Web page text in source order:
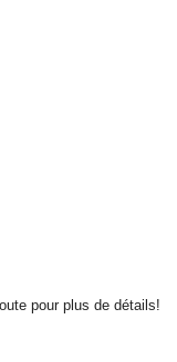
pour plus de détails!